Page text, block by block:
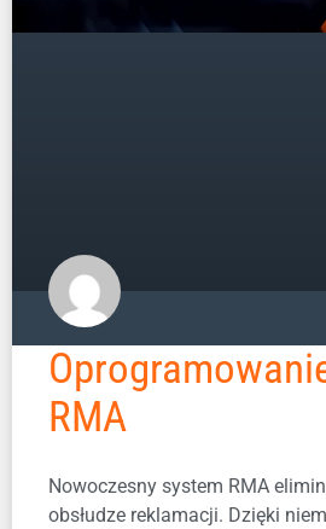
RMA
Nowoczesny system RMA
obsłudze reklamacji. Dzięki